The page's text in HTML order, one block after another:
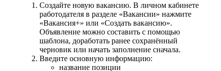
Создайте новую вакансию. В личном кабинете
работодателя в разделе «Вакансии» нажмите
«Вакансия+» или «Создать вакансию».
Объявление можно составить с помощью
шаблона, доработать ранее сохранённый
черновик или начать заполнение сначала.
Введите основную информацию:
название позиции